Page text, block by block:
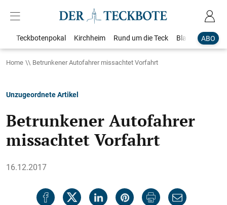
ABO
Teckbotenpokal Kirchheim Rund um die Teck Blaulicht
Home Betrunkener Autofahrer missachtet Vorfahrt
Unzugeordnete Artikel
Betrunkener Autofahrer
missachtet Vorfahrt
16.12.2017